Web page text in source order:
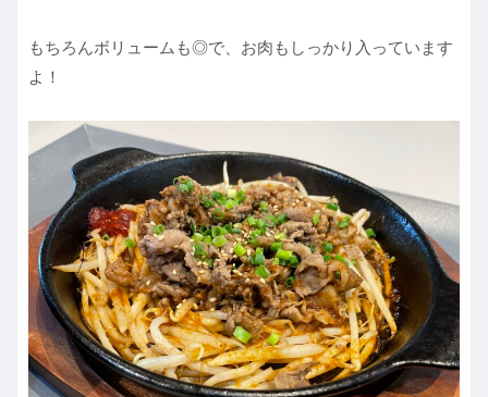
もちろんボリュームも◎で、お肉もしっかり入っています
よ！